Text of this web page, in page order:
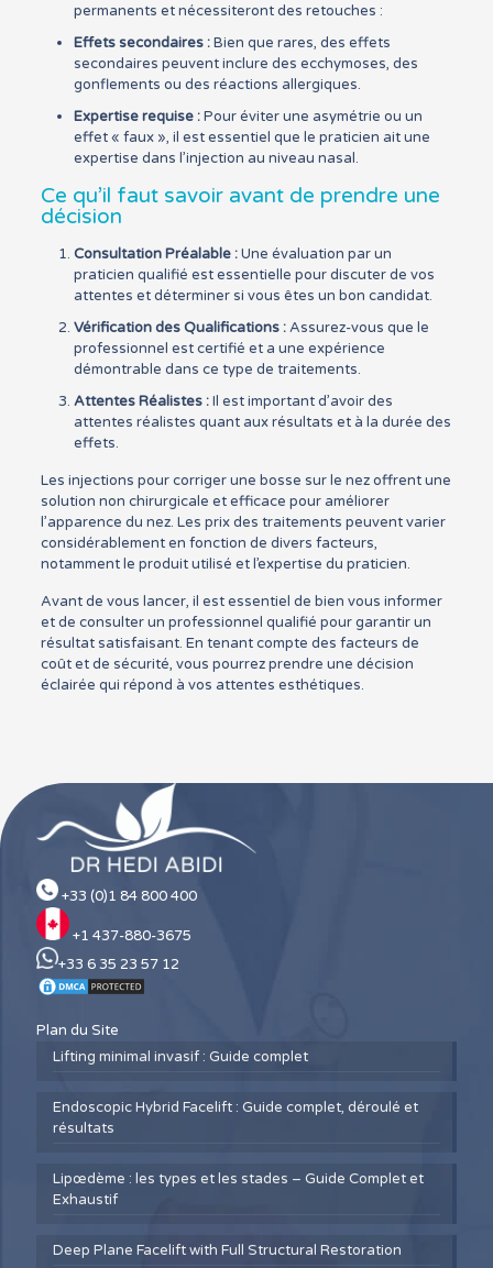
permanents et nécessiteront des retouches :
Effets secondaires :Bien que rares, des effets
secondaires peuvent inclure des ecchymoses, des
gonflements ou des réactions allergiques.
Expertise requise :Pour éviter une asymétrie ou un
effet « faux », il est essentiel que le praticien ait une
expertise dans l’injection au niveau nasal.
Ce qu’il faut savoir avant de prendre une
décision
Consultation Préalable :Une évaluation par un
praticien qualifié est essentielle pour discuter de vos
attentes et déterminer si vous êtes un bon candidat.
Vérification des Qualifications :Assurez-vous que le
professionnel est certifié et a une expérience
démontrable dans ce type de traitements.
Attentes Réalistes :Il est important d’avoir des
attentes réalistes quant aux résultats et à la durée des
effets.
Les injections pour corriger une bosse sur le nez offrent une
solution non chirurgicale et efficace pour améliorer
l’apparence du nez. Les prix des traitements peuvent varier
considérablement en fonction de divers facteurs,
notamment le produit utilisé et l’expertise du praticien.
Avant de vous lancer, il est essentiel de bien vous informer
et de consulter un professionnel qualifié pour garantir un
résultat satisfaisant. En tenant compte des facteurs de
coût et de sécurité, vous pourrez prendre une décision
éclairée qui répond à vos attentes esthétiques.
+33 (0)1 84 800 400
+1 437-880-3675
+33 6 35 23 57 12
Plan du Site
Lifting minimal invasif : Guide complet
Endoscopic Hybrid Facelift : Guide complet, déroulé et
résultats
Lipœdème : les types et les stades – Guide Complet et
Exhaustif
Deep Plane Facelift with Full Structural Restoration